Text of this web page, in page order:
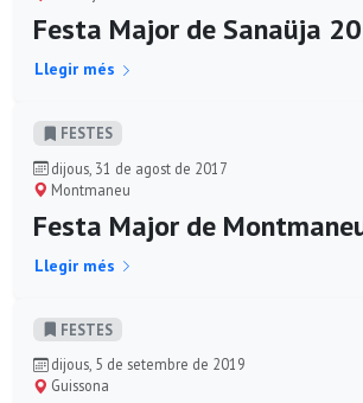
Festa Major de Sanaüja
Llegir més
FESTES
dijous, 31 de agost de 2017
Montmaneu
Festa Major de
Llegir més
FESTES
dijous, 5 de setembre de 2019
Guissona